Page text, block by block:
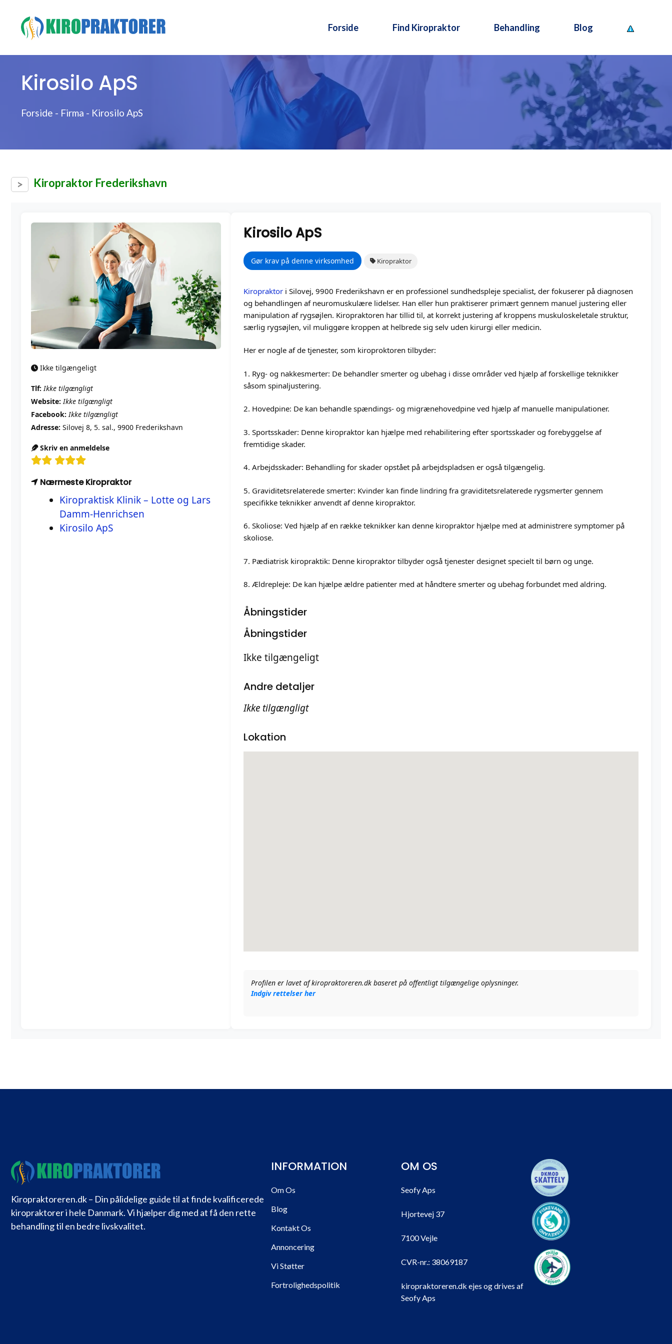
indhold
Forside Find Kiropraktor Behandling Blog
Kirosilo ApS
Forside - Firma - Kirosilo ApS
Kiropraktor Frederikshavn
Ikke tilgængeligt
Tlf: Ikke tilgængligt
Website: Ikke tilgængligt
Facebook: Ikke tilgængligt
Adresse: Silovej 8, 5. sal., 9900 Frederikshavn
Skriv en anmeldelse
Nærmeste Kiropraktor
Kiropraktisk Klinik – Lotte og Lars
Damm-Henrichsen
Kirosilo ApS
Kirosilo ApS
Gør krav på denne virksomhed Kiropraktor
Kiropraktor i Silovej, 9900 Frederikshavn er en professionel sundhedspleje specialist, der fokuserer på diagnosen
og behandlingen af neuromuskulære lidelser. Han eller hun praktiserer primært gennem manuel justering eller
manipulation af rygsøjlen. Kiropraktoren har tillid til, at korrekt justering af kroppens muskuloskeletale struktur,
særlig rygsøjlen, vil muliggøre kroppen at helbrede sig selv uden kirurgi eller medicin.
Her er nogle af de tjenester, som kiroproktoren tilbyder:
1. Ryg- og nakkesmerter: De behandler smerter og ubehag i disse områder ved hjælp af forskellige teknikker
såsom spinaljustering.
2. Hovedpine: De kan behandle spændings- og migrænehovedpine ved hjælp af manuelle manipulationer.
3. Sportsskader: Denne kiropraktor kan hjælpe med rehabilitering efter sportsskader og forebyggelse af
fremtidige skader.
4. Arbejdsskader: Behandling for skader opstået på arbejdspladsen er også tilgængelig.
5. Graviditetsrelaterede smerter: Kvinder kan finde lindring fra graviditetsrelaterede rygsmerter gennem
specifikke teknikker anvendt af denne kiropraktor.
6. Skoliose: Ved hjælp af en række teknikker kan denne kiropraktor hjælpe med at administrere symptomer på
skoliose.
7. Pædiatrisk kiropraktik: Denne kiropraktor tilbyder også tjenester designet specielt til børn og unge.
8. Ældrepleje: De kan hjælpe ældre patienter med at håndtere smerter og ubehag forbundet med aldring.
Åbningstider
Åbningstider
Ikke tilgængeligt
Andre detaljer
Ikke tilgængligt
Lokation
Profilen er lavet af kiropraktoreren.dk baseret på offentligt tilgængelige oplysninger.
Indgiv rettelser her
Kiropraktoreren.dk – Din pålidelige guide til at finde kvalificerede
kiropraktorer i hele Danmark. Vi hjælper dig med at få den rette
behandling til en bedre livskvalitet.
INFORMATION
Om Os
Blog
Kontakt Os
Annoncering
Vi Støtter
Fortrolighedspolitik
OM OS
Seofy Aps
Hjortevej 37
7100 Vejle
CVR-nr.: 38069187
kiropraktoreren.dk ejes og drives af
Seofy Aps